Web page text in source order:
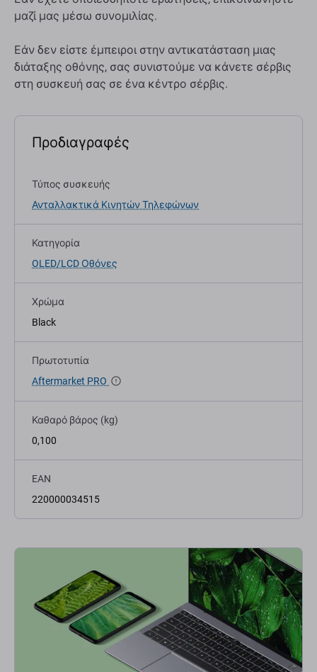
μαζί μας μέσω συνομιλίας.
Εάν δεν είστε έμπειροι στην αντικατάσταση μιας
διάταξης οθόνης, σας συνιστούμε να κάνετε σέρβις
στη συσκευή σας σε ένα κέντρο σέρβις.
Προδιαγραφές
Τύπος συσκευής
Ανταλλακτικά Κινητών Τηλεφώνων
Κατηγορία
OLED/LCD Οθόνες
Χρώμα
Black
Πρωτοτυπία
Aftermarket PRO
Καθαρό βάρος (kg)
0,100
EAN
220000034515